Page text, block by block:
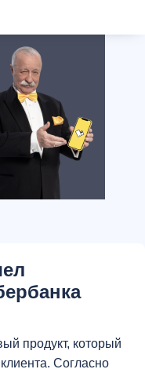
продукт, который
Согласно